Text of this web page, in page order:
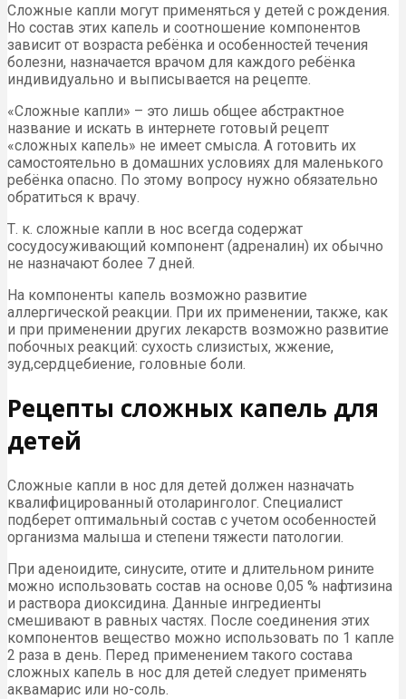
Сложные капли могут применяться у детей с рождения.
Но состав этих капель и соотношение компонентов
зависит от возраста ребёнка и особенностей течения
болезни, назначается врачом для каждого ребёнка
индивидуально и выписывается на рецепте.
«Сложные капли» – это лишь общее абстрактное
название и искать в интернете готовый рецепт
«сложных капель» не имеет смысла. А готовить их
самостоятельно в домашних условиях для маленького
ребёнка опасно. По этому вопросу нужно обязательно
обратиться к врачу.
Т. к. сложные капли в нос всегда содержат
сосудосуживающий компонент (адреналин) их обычно
не назначают более 7 дней.
На компоненты капель возможно развитие
аллергической реакции. При их применении, также, как
и при применении других лекарств возможно развитие
побочных реакций: сухость слизистых, жжение,
зуд,сердцебиение, головные боли.
Рецепты сложных капель для
детей
Сложные капли в нос для детей должен назначать
квалифицированный отоларинголог. Специалист
подберет оптимальный состав с учетом особенностей
организма малыша и степени тяжести патологии.
При аденоидите, синусите, отите и длительном рините
можно использовать состав на основе 0,05 % нафтизина
и раствора диоксидина. Данные ингредиенты
смешивают в равных частях. После соединения этих
компонентов вещество можно использовать по 1 капле
2 раза в день. Перед применением такого состава
сложных капель в нос для детей следует применять
аквамарис или но-соль.